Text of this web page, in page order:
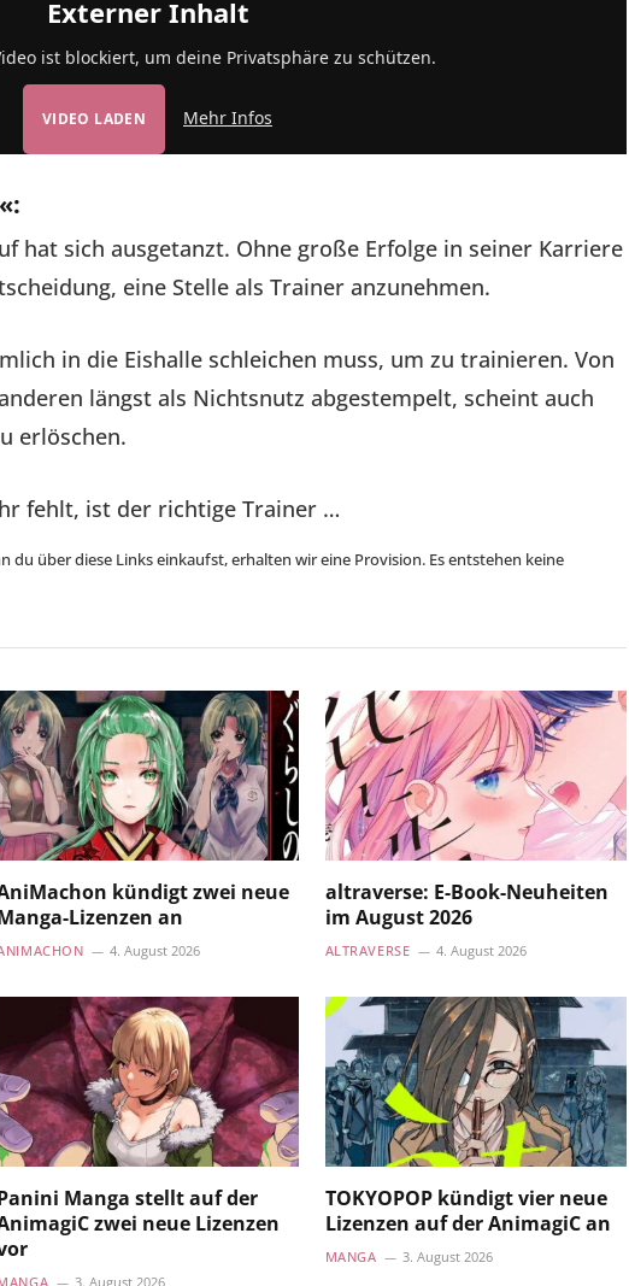
Externer Inhalt
ist blockiert, um deine Privatsphäre zu schützen.
VIDEO LADEN Mehr Infos
hat sich ausgetanzt. Ohne große Erfolge in seiner Karriere
eine Stelle als Trainer anzunehmen.
in die Eishalle schleichen muss, um zu trainieren. Von
längst als Nichtsnutz abgestempelt, scheint auch
erlöschen.
fehlt, ist der richtige Trainer …
du über diese Links einkaufst, erhalten wir eine Provision. Es entstehen keine
kündigt zwei neue
Lizenzen an
4. August 2026
altraverse: E-Book-Neuheiten
im August 2026
ALTRAVERSE 4. August 2026
Manga stellt auf der
zwei neue Lizenzen
3. August 2026
TOKYOPOP kündigt vier neue
Lizenzen auf der AnimagiC an
MANGA 3. August 2026